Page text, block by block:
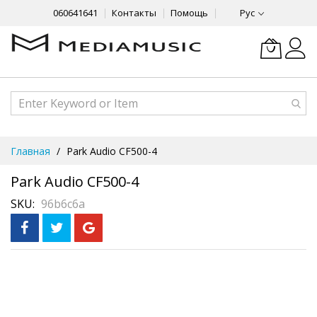
060641641 Контакты Помощь Рус
Content
Главная Park Audio CF500-4
Park Audio CF500-4
SKU 96b6c6a